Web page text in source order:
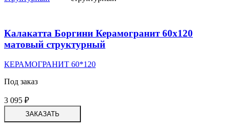
Калакатта Боргини Керамогранит 60х120
матовый структурный
КЕРАМОГРАНИТ 60*120
Под заказ
3 095 ₽
ЗАКАЗАТЬ